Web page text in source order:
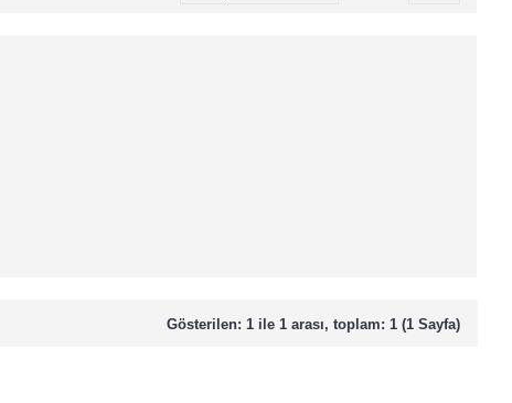
Gösterilen: 1 ile 1 arası, toplam: 1 (1 Sayfa)